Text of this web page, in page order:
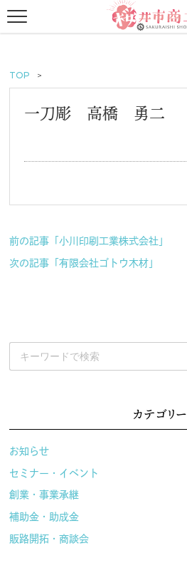
TOP
一刀彫 高橋 勇二
前の記事「小川印刷工業株式会社」
次の記事「有限会社ゴトウ木材」
カテゴリー
お知らせ
セミナー・イベント
創業・事業承継
補助金・助成金
販路開拓・商談会